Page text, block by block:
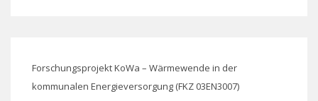
Forschungsprojekt KoWa – Wärmewende in der
kommunalen Energieversorgung (FKZ 03EN3007)